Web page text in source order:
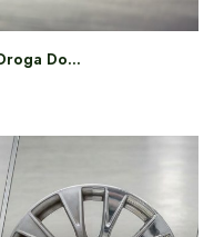
Do…